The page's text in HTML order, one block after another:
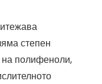
степен
на полифеноли,